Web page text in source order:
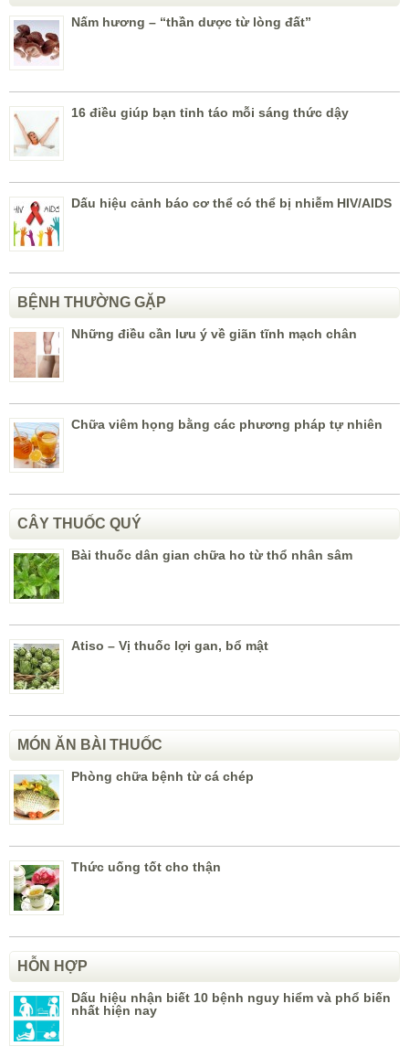
Nấm hương – “thần dược từ lòng đất”
16 điều giúp bạn tỉnh táo mỗi sáng thức dậy
Dấu hiệu cảnh báo cơ thể có thể bị nhiễm HIV/AIDS
BỆNH THƯỜNG GẶP
Những điều cần lưu ý về giãn tĩnh mạch chân
Chữa viêm họng bằng các phương pháp tự nhiên
CÂY THUỐC QUÝ
Bài thuốc dân gian chữa ho từ thổ nhân sâm
Atiso – Vị thuốc lợi gan, bổ mật
MÓN ĂN BÀI THUỐC
Phòng chữa bệnh từ cá chép
Thức uống tốt cho thận
HỖN HỢP
Dấu hiệu nhận biết 10 bệnh nguy hiểm và phổ biến
nhất hiện nay